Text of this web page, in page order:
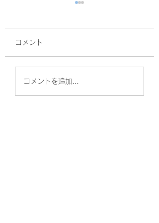
サルスベリ！
コメント
コメントを追加…